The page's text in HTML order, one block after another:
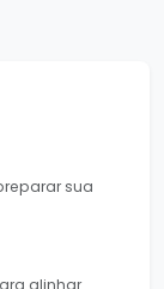
sua
alinhar